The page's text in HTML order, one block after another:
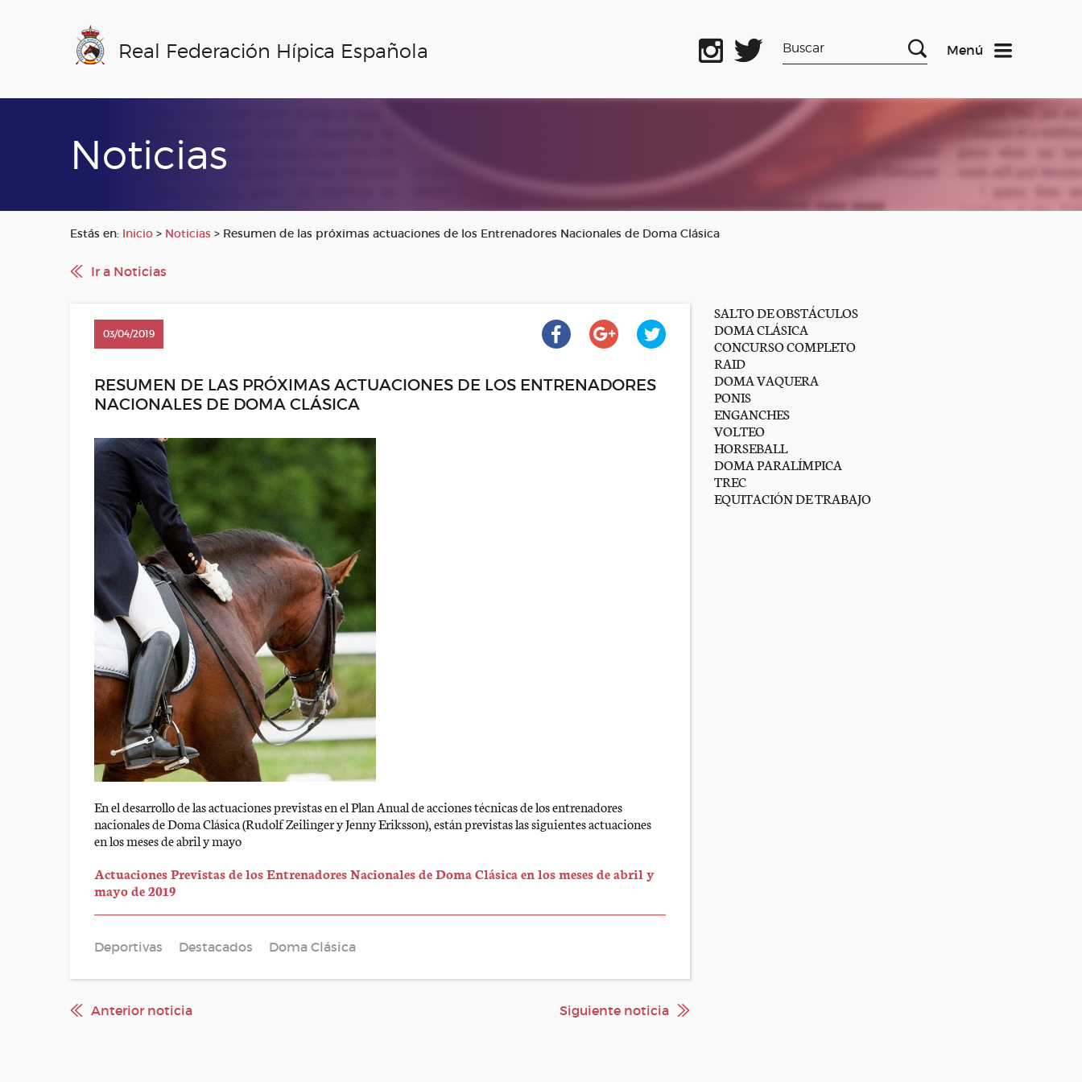
Real Federación Hípica Española Menú
Noticias
Estás en: Inicio > Noticias > Resumen de las próximas actuaciones de los Entrenadores Nacionales de Doma Clásica
Ir a Noticias
03/04/2019
RESUMEN DE LAS PRÓXIMAS ACTUACIONES DE LOS ENTRENADORES
NACIONALES DE DOMA CLÁSICA
En el desarrollo de las actuaciones previstas en el Plan Anual de acciones técnicas de los entrenadores
nacionales de Doma Clásica (Rudolf Zeilinger y Jenny Eriksson), están previstas las siguientes actuaciones
en los meses de abril y mayo
Actuaciones Previstas de los Entrenadores Nacionales de Doma Clásica en los meses de abril y
mayo de 2019
Deportivas Destacados Doma Clásica
Anterior noticia Siguiente noticia
SALTO DE OBSTÁCULOS
DOMA CLÁSICA
CONCURSO COMPLETO
RAID
DOMA VAQUERA
PONIS
ENGANCHES
VOLTEO
HORSEBALL
DOMA PARALÍMPICA
TREC
EQUITACIÓN DE TRABAJO